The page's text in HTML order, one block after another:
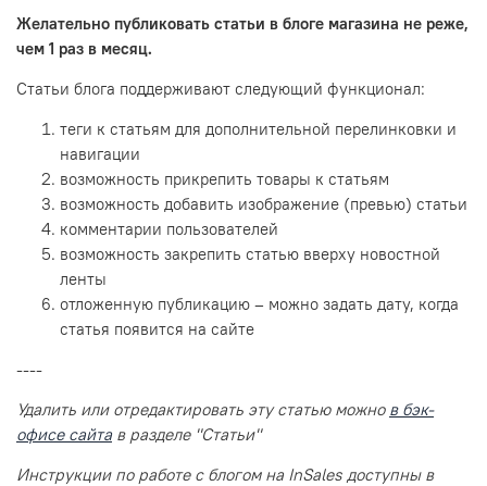
Желательно публиковать статьи в блоге магазина не реже,
чем 1 раз в месяц.
Статьи блога поддерживают следующий функционал:
теги к статьям для дополнительной перелинковки и
навигации
возможность прикрепить товары к статьям
возможность добавить изображение (превью) статьи
комментарии пользователей
возможность закрепить статью вверху новостной
ленты
отложенную публикацию – можно задать дату, когда
статья появится на сайте
----
Удалить или отредактировать эту статью можно в бэк-
офисе сайта в разделе "Статьи"
Инструкции по работе с блогом на InSales доступны в